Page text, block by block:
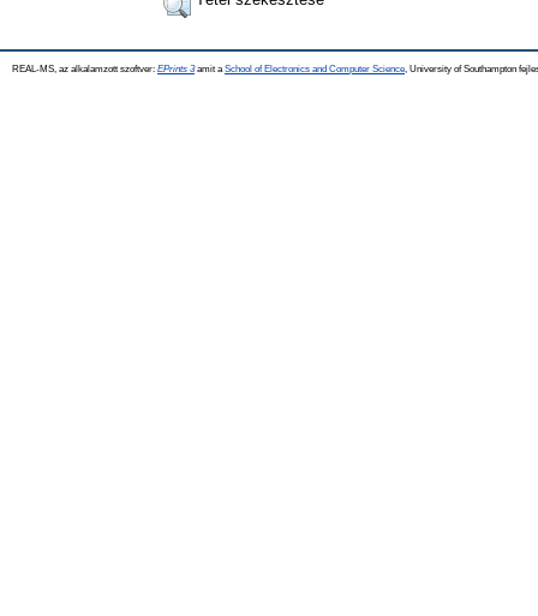
REAL-MS, az alkalamzott szoftver: EPrints 3amit a School of Electronics and Computer Science , University of Southampton